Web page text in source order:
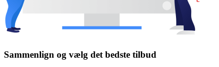
Sammenlign og vælg det bedste tilbud